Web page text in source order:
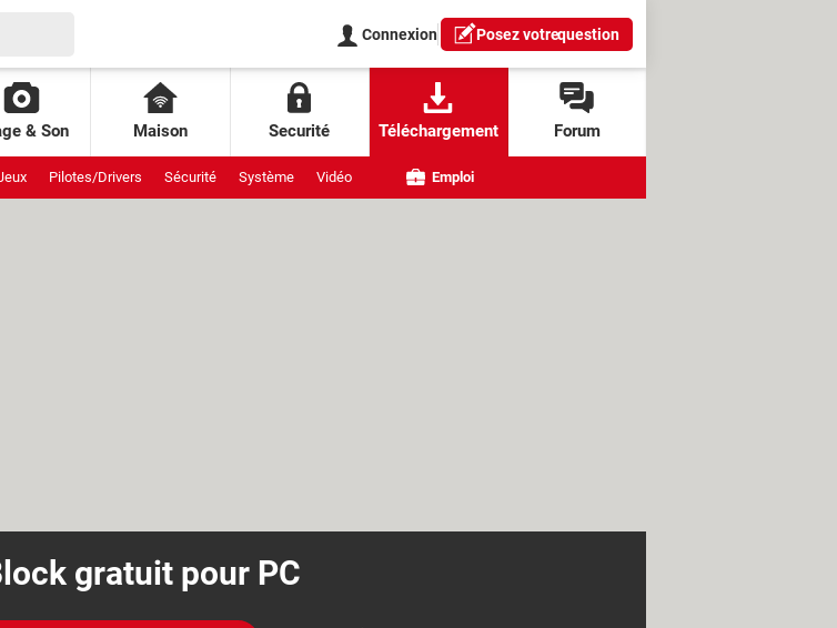
Connexion Posez votrequestion
& Son Maison Securité Téléchargement Forum
Pilotes/Drivers Sécurité Système Vidéo Emploi
gratuit pour PC